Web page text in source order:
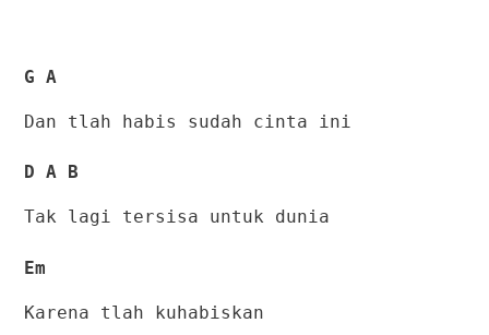
G A
Dan tlah habis sudah cinta ini
D A B
Tak lagi tersisa untuk dunia
Em
Karena tlah kuhabiskan